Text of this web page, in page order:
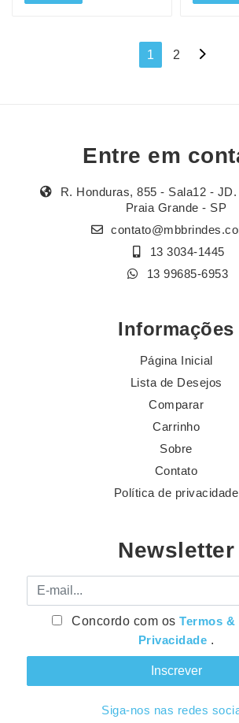
1 2
Entre em
R. Honduras, 855 - Sala12 -
Praia Grande - SP
13 3034-1445
13 99685-6953
Informações
Página Inicial
Lista de Desejos
Comparar
Carrinho
Sobre
Contato
Política de privacidade
Newsletter
E-mail
Concordo com osTermos
Privacidade .
Siga-nos nas redes